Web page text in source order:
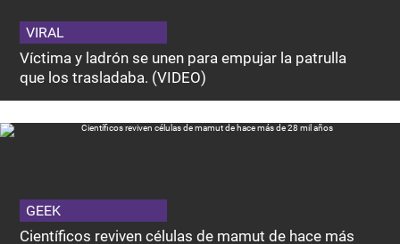
VIRAL
Víctima y ladrón se unen para empujar la patrulla
que los trasladaba. (VIDEO)
GEEK
Científicos reviven células de mamut de hace más